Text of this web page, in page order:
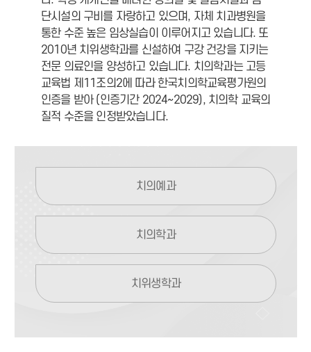
단시설의 구비를 자랑하고 있으며, 자체 치과병원을
통한 수준 높은 임상실습이 이루어지고 있습니다. 또
2010년 치위생학과를 신설하여 구강 건강을 지키는
전문 의료인을 양성하고 있습니다. 치의학과는 고등
교육법 제11조의2에 따라 한국치의학교육평가원의
인증을 받아 (인증기간 2024~2029), 치의학 교육의
질적 수준을 인정받았습니다.
치의예과
치의학과
치위생학과